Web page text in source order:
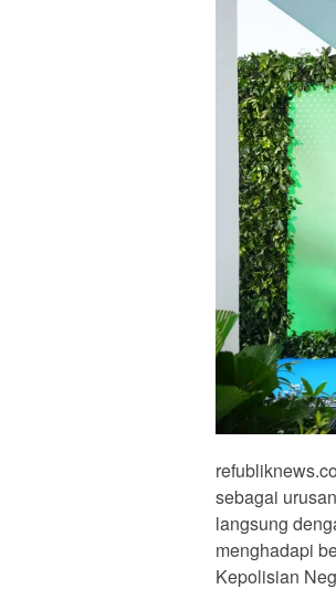
sebagai
langsung
menghadapi
Kepolisian